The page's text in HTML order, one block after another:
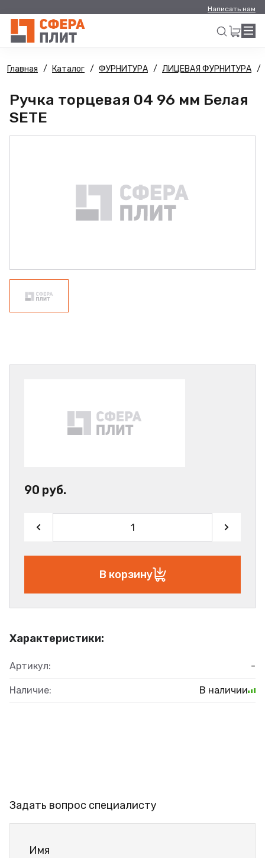
Написать нам
Искать
Главная Каталог ФУРНИТУРА ЛИЦЕВАЯ ФУРНИТУРА
Ручка торцевая 04 96 мм Белая
SETE
Характеристики:
Артикул: -
Наличие: В наличии
90 руб.
В корзину
Задать вопрос специалисту
Имя